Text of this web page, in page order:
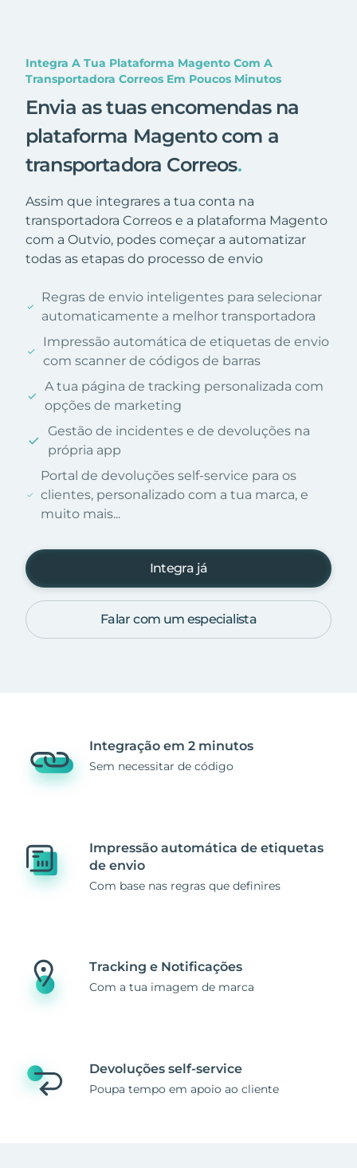
Integra A Tua Plataforma Magento Com A
Transportadora Correos Em Poucos Minutos
Envia as tuas encomendas na
plataforma Magento com a
transportadora Correos.
Assim que integrares a tua conta na
transportadora Correos e a plataforma Magento
com a Outvio, podes começar a automatizar
todas as etapas do processo de envio
Regras de envio inteligentes para selecionar
automaticamente a melhor transportadora
Impressão automática de etiquetas de envio
com scanner de códigos de barras
A tua página de tracking personalizada com
opções de marketing
Gestão de incidentes e de devoluções na
própria app
Portal de devoluções self-service para os
clientes, personalizado com a tua marca, e
muito mais...
Integra já
Falar com um especialista
Integração em 2 minutos
Sem necessitar de código
Impressão automática de etiquetas
de envio
Com base nas regras que definires
Tracking e Notificações
Com a tua imagem de marca
Devoluções self-service
Poupa tempo em apoio ao cliente